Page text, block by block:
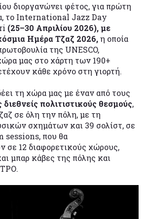
διοργανώνει φέτος, για πρώτη
το International Jazz Day
(25–30 Απριλίου 2026), με
Ημέρα Τζαζ 2026,η οποία
της UNESCO,
μας στο χάρτη των 190+
κάθε χρόνο στη γιορτή.
τη χώρα μας με έναν από τους
πολιτιστικούς θεσμούς,
σε όλη την πόλη, με τη
σχημάτων και 39 σολίστ, σε
sessions, που θα
σε 12 διαφορετικούς χώρους,
μπαρ κάβες της πόλης και